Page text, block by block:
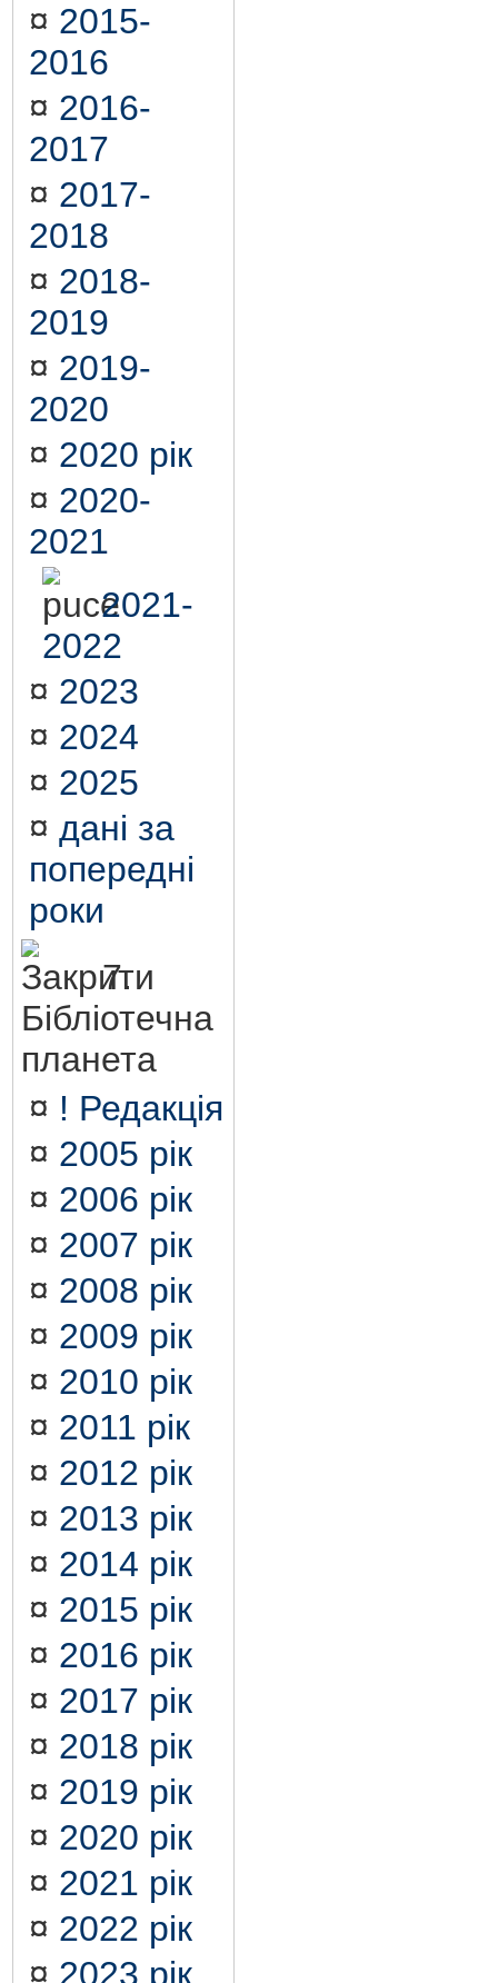
¤ 2015-
2016
¤ 2016-
2017
¤ 2017-
2018
¤ 2018-
2019
¤ 2019-
2020
¤ 2020 рік
¤ 2020-
2021
2021-
2022
¤ 2023
¤ 2024
¤ 2025
¤ дані за
попередні
роки
7.
Бібліотечна
планета
¤ ! Редакція
¤ 2005 рік
¤ 2006 рік
¤ 2007 рік
¤ 2008 рік
¤ 2009 рік
¤ 2010 рік
¤ 2011 рік
¤ 2012 рік
¤ 2013 рік
¤ 2014 рік
¤ 2015 рік
¤ 2016 рік
¤ 2017 рік
¤ 2018 рік
¤ 2019 рік
¤ 2020 рік
¤ 2021 рік
¤ 2022 рік
¤ 2023 рік